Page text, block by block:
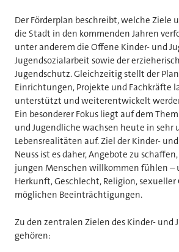
Der Förderplan beschreibt, welche Ziele
die Stadt in den kommenden Jahren
unter anderem die Offene Kinder- und
Jugendsozialarbeit sowie der
Jugendschutz. Gleichzeitig stellt der Plan
Einrichtungen, Projekte und Fachkräfte
unterstützt und weiterentwickelt
Ein besonderer Fokus liegt auf dem
und Jugendliche wachsen heute in sehr
Lebensrealitäten auf. Ziel der Kinder-
Neuss ist es daher, Angebote zu
jungen Menschen willkommen fühlen –
Herkunft, Geschlecht, Religion,
möglichen Beeinträchtigungen.
Zu den zentralen Zielen des Kinder- und
gehören: